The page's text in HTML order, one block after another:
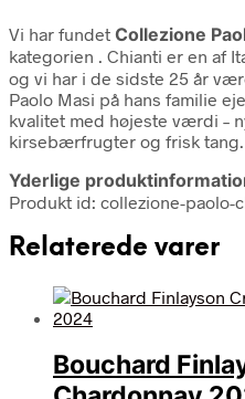
Vi har fundet Collezione
kategorien . Chianti er en af
og vi har i de sidste 25 år
Paolo Masi på hans familie
kvalitet med højeste værdi –
kirsebærfrugter og frisk tang.
Yderlige
Produkt id: collezione-paolo-
Relaterede varer
Bouchard